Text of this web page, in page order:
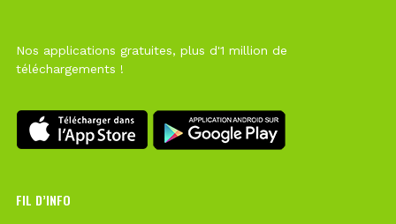
Nos applications gratuites, plus d'1 million de
téléchargements !
FIL D’INFO